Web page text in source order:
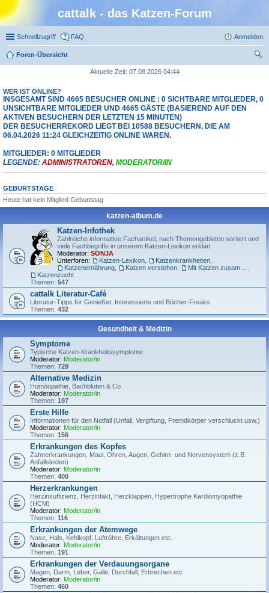
cattalk - das Katzen-Forum
Schnellzugriff FAQ Anmelden
Foren-Übersicht
Aktuelle Zeit: 07.08.2026 04:44
WER IST ONLINE?
INSGESAMT SIND 4665 BESUCHER ONLINE : 0 SICHTBARE MITGLIEDER, 0
UNSICHTBARE MITGLIEDER UND 4665 GÄSTE (BASIEREND AUF DEN
AKTIVEN BESUCHERN DER LETZTEN 15 MINUTEN)
DER BESUCHERREKORD LIEGT BEI 10588 BESUCHERN, DIE AM
06.04.2026 11:24 GLEICHZEITIG ONLINE WAREN.
MITGLIEDER: 0 MITGLIEDER
LEGENDE: ADMINISTRATOREN, MODERATOR/IN
GEBURTSTAGE
Heute hat kein Mitglied Geburtstag
katzen-album.de
Katzen-Infothek
Zahlreiche informative Fachartikel, nach Themengebieten sortiert und
viele Fachbegriffe in unserem Katzen-Lexikon erklärt
Moderator: SONJA
Unterforen:
Katzen-Lexikon Katzenkrankheiten
Katzenernährung
Katzen verstehen
Katzenzucht
Themen: 547
cattalk Literatur-Café
Literatur-Tipps für Genießer, Interessierte und Bücher-Freaks
Themen: 432
Gesundheit & Medizin
Symptome
Typische Katzen-Krankheitssymptome
Moderator: Moderator/in
Themen: 729
Alternative Medizin
Homöopathie, Bachblüten & Co
Moderator: Moderator/in
Themen: 197
Erste Hilfe
Informationen für den Notfall (Unfall, Vergiftung, Fremdkörper verschluckt usw.)
Moderator: Moderator/in
Themen: 156
Erkrankungen des Kopfes
Zahnerkrankungen, Maul, Ohren, Augen, Gehirn- und Nervensystem (z.B.
Anfallsleiden)
Moderator: Moderator/in
Themen: 400
Herzerkrankungen
Herzinsuffizienz, Herzinfakt, Herzklappen, Hypertrophe Kardiomyopathie
(HCM)
Moderator: Moderator/in
Themen: 116
Erkrankungen der Atemwege
Nase, Hals, Kehlkopf, Luftröhre, Erkältungen etc.
Moderator: Moderator/in
Themen: 191
Erkrankungen der Verdauungsorgane
Magen, Darm, Leber, Galle, Durchfall, Erbrechen etc
Moderator: Moderator/in
Themen: 460